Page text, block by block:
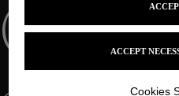
ACCEPT
Cookies